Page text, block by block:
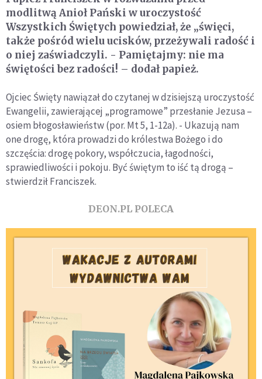
modlitwą Anioł Pański w uroczystość
Wszystkich Świętych powiedział, że „święci,
także pośród wielu ucisków, przeżywali radość i
o niej zaświadczyli. - Pamiętajmy: nie ma
świętości bez radości! – dodał papież.
Ojciec Święty nawiązał do czytanej w dzisiejszą uroczystość
Ewangelii, zawierającej „programowe” przesłanie Jezusa –
osiem błogosławieństw (por. Mt 5, 1-12a). - Ukazują nam
one drogę, która prowadzi do królestwa Bożego i do
szczęścia: drogę pokory, współczucia, łagodności,
sprawiedliwości i pokoju. Być świętym to iść tą drogą –
stwierdził Franciszek.
DEON.PL POLECA